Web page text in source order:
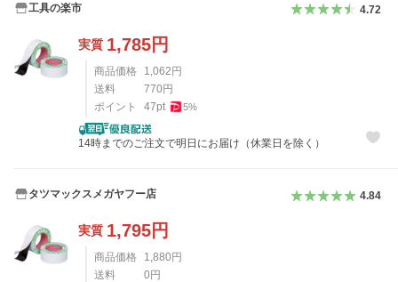
工具の楽市 4.72
実質 1,785円
商品価格 1,062円
送料
770円
ポイント
47pt 5%
14時までのご注文で明日にお届け（休業日を除く）
タツマックスメガヤフー店 4.84
実質 1,795円
商品価格 1,880 円
送料
0 円